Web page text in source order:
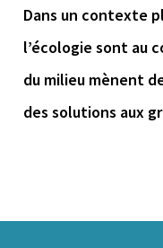
Dans un contexte
l’écologie sont au
du milieu mènent
des solutions aux